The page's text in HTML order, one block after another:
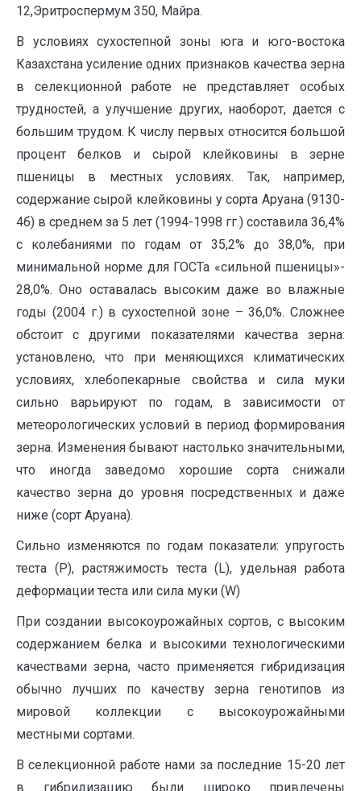
12,Эритроспермум 350, Майра.
В условиях сухостепной зоны юга и юго-востока
Казахстана усиление одних признаков качества зерна
в селекционной работе не представляет особых
трудностей, а улучшение других, наоборот, дается с
большим трудом. К числу первых относится большой
процент белков и сырой клейковины в зерне
пшеницы в местных условиях. Так, например,
содержание сырой клейковины у сорта Аруана (9130-
4б) в среднем за 5 лет (1994-1998 гг.) составила 36,4%
с колебаниями по годам от 35,2% до 38,0%, при
минимальной норме для ГОСТа «сильной пшеницы»-
28,0%. Оно оставалась высоким даже во влажные
годы (2004 г.) в сухостепной зоне – 36,0%. Сложнее
обстоит с другими показателями качества зерна:
установлено, что при меняющихся климатических
условиях, хлебопекарные свойства и сила муки
сильно варьируют по годам, в зависимости от
метеорологических условий в период формирования
зерна. Изменения бывают настолько значительными,
что иногда заведомо хорошие сорта снижали
качество зерна до уровня посредственных и даже
ниже (сорт Аруана).
Сильно изменяются по годам показатели: упругость
теста (Р), растяжимость теста (L), удельная работа
деформации теста или сила муки (W)
При создании высокоурожайных сортов, с высоким
содержанием белка и высокими технологическими
качествами зерна, часто применяется гибридизация
обычно лучших по качеству зерна генотипов из
мировой коллекции с высокоурожайными
местными сортами.
В селекционной работе нами за последние 15-20 лет
в гибридизацию были широко привлечены